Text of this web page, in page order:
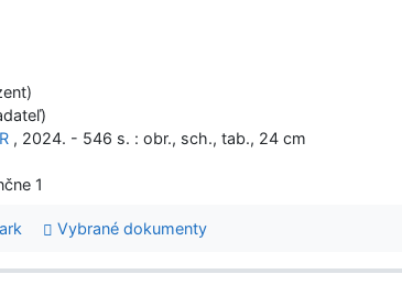
, 2024. - 546 s. : obr., sch., tab., 24 cm
1
Vybrané dokumenty